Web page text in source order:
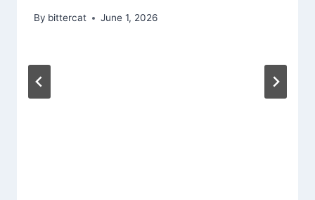
By bittercat June 1, 2026